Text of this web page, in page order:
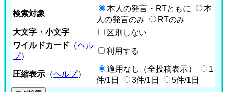
検索対象
本人の発言・RTともに
本
人の発言のみ
RTのみ
大文字・小文字
区別しない
ワイルドカード （ヘル
プ）
利用する
圧縮表示 （ヘルプ）
適用なし（全投稿表示）
1
件/1日
3件/1日 5件/1日